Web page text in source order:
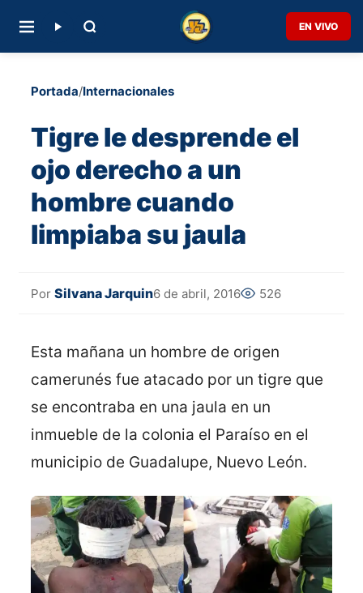
EN VIVO
Portada/Internacionales
Tigre le desprende el
ojo derecho a un
hombre cuando
limpiaba su jaula
Por Silvana Jarquin6 de abril, 2016 526
Esta mañana un hombre de origen
camerunés fue atacado por un tigre que
se encontraba en una jaula en un
inmueble de la colonia el Paraíso en el
municipio de Guadalupe, Nuevo León.